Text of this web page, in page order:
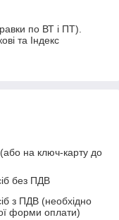
по ВТ і ПТ).
та Індекс
на ключ-карту до
без ПДВ
з ПДВ (необхідно
форми оплати)